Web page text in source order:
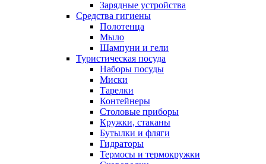
Зарядные устройства
Средства гигиены
Полотенца
Мыло
Шампуни и гели
Туристическая посуда
Наборы посуды
Миски
Тарелки
Контейнеры
Столовые приборы
Кружки, стаканы
Бутылки и фляги
Гидраторы
Термосы и термокружки